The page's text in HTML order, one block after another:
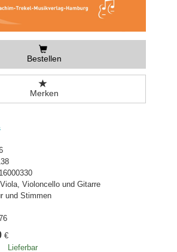
Bestellen
Merken
Violoncello und Gitarre
und Stimmen
€
Lieferbar